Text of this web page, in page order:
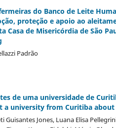
do Banco de Leite
proteção e apoio ao
Casa de Misericórdia de São
Padrão
de uma universidade de
a university from Curitiba
Guisantes Jones, Luana Elisa